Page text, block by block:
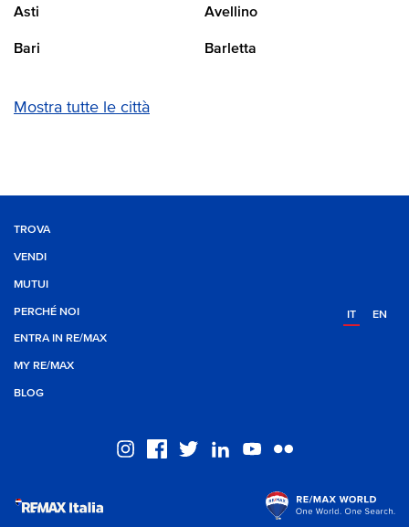
Asti Avellino
Bari Barletta
Mostra tutte le città
TROVA
VENDI
MUTUI
PERCHÉ NOI
ENTRA IN RE/MAX
MY RE/MAX
BLOG
IT EN